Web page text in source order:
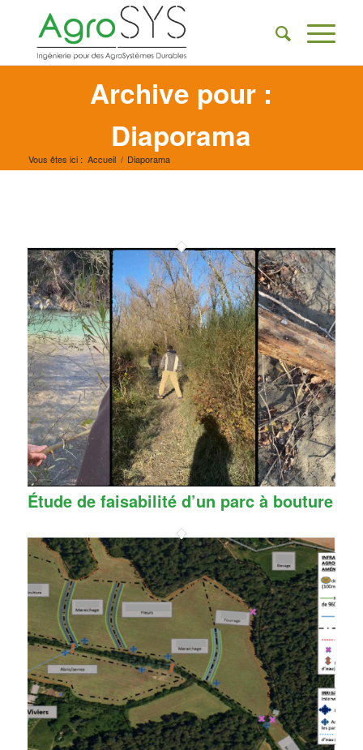
Archive pour :
Diaporama
Vous êtes ici : Accueil / Diaporama
Étude de faisabilité d’un parc à bouture